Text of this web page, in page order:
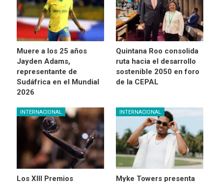
Muere a los 25 años
Jayden Adams,
representante de
Sudáfrica en el Mundial
2026
Quintana Roo consolida
ruta hacia el desarrollo
sostenible 2050 en foro
de la CEPAL
INTERNACIONAL
Los XIII Premios
INTERNACIONAL
Myke Towers presenta